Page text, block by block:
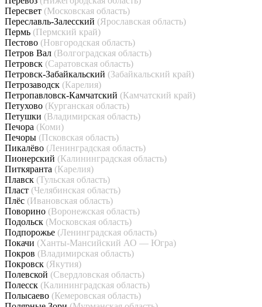
Пересвет (Московская область)
Переславль-Залесский (Ярославская область)
Пермь (Пермский край)
Пестово (Новгородская область)
Петров Вал (Волгоградская область)
Петровск (Саратовская область)
Петровск-Забайкальский (Забайкальский край)
Петрозаводск (Карелия)
Петропавловск-Камчатский (Камчатский край)
Петухово (Курганская область)
Петушки (Владимирская область)
Печора (Коми)
Печоры (Псковская область)
Пикалёво (Ленинградская область)
Пионерский (Калининградская область)
Питкяранта (Карелия)
Плавск (Тульская область)
Пласт (Челябинская область)
Плёс (Ивановская область)
Поворино (Воронежская область)
Подольск (Московская область)
Подпорожье (Ленинградская область)
Покачи (Ханты-Мансийский АО — Югра)
Покров (Владимирская область)
Покровск (Якутия)
Полевской (Свердловская область)
Полесск (Калининградская область)
Полысаево (Кемеровская область)